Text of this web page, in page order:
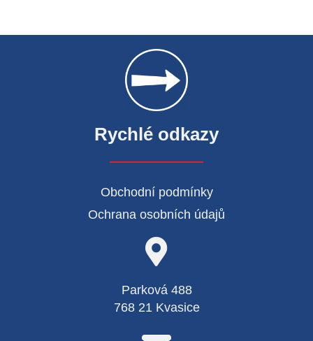
Rychlé odkazy
Obchodní podmínky
Ochrana osobních údajů
Parková 488
768 21 Kvasice